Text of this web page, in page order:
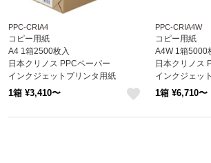
PPC-CRIA4
コピー用紙
A4 1箱2500枚入
日本クリノス PPCペーパー
インクジェットプリンタ用紙
レーザープリンタ用紙
1箱 ¥3,410〜
PPC-CRIA4W
コピー用紙
A4W 1箱5000
日本クリノス
インクジェッ
レーザープリ
1箱 ¥6,710〜